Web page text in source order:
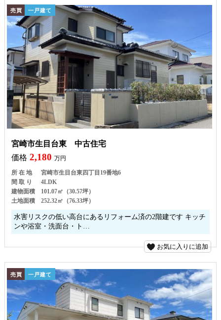
売買 一戸建て
宮崎市生目台東 中古住宅
価格 2,180 万円
所 在 地
宮崎市生目台東四丁目19番地6
間 取 り
4LDK
建物面積
101.07㎡（30.57坪）
土地面積
252.32㎡（76.33坪）
水害リスクの低い高台にあるリフォーム済の2階建です キッチ
ンや浴室・洗面台・ト…
お気に入りに追加
売買 一戸建て